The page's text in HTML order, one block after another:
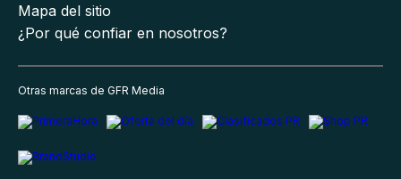
Mapa del sitio
¿Por qué confiar en nosotros?
Otras marcas de GFR Media